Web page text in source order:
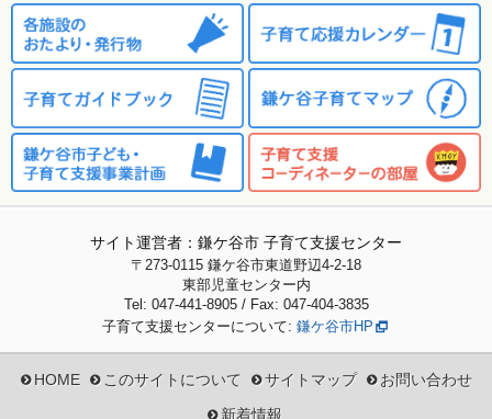
サイト運営者：鎌ケ谷市 子育て支援センター
〒273-0115 鎌ケ谷市東道野辺4-2-18
東部児童センター内
Tel: 047-441-8905 / Fax: 047-404-3835
子育て支援センターについて: 鎌ケ谷市HP
HOME このサイトについて サイトマップ
お問い合わせ
新着情報